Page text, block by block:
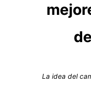
La idea del